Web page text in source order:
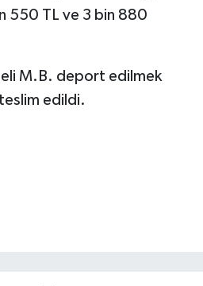
550 TL ve 3 bin 880
M.B. deport edilmek
edildi.